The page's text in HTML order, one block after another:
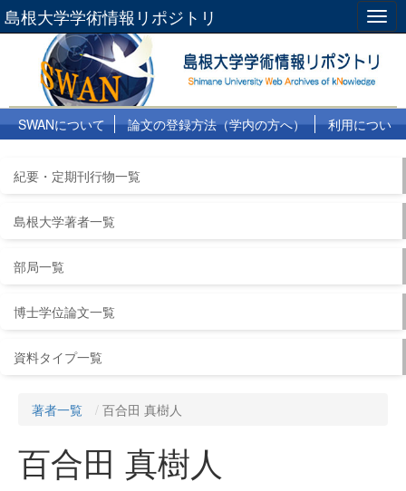
島根大学学術情報リポジトリ
SWANについて 論文の登録方法（学内の方へ）
利用につい
紀要・定期刊行物一覧
島根大学著者一覧
部局一覧
博士学位論文一覧
資料タイプ一覧
著者一覧 百合田 真樹人
百合田 真樹人